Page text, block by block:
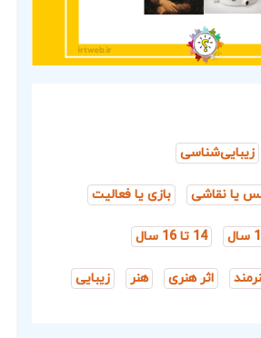
زیبایی‌شناسی
یا نقاشی بازی یا فعالیت
14 تا 16 سال
اثر هنری هنر زیبایی